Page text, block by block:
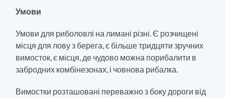
Умови
Умови для риболовлі на лимані різні. Є розчищені
місця для лову з берега, є більше тридцяти зручних
вимосток, є місця, де чудово можна порибалити в
забродних комбінезонах, і човнова рибалка.
Вимостки розташовані переважно з боку дороги від